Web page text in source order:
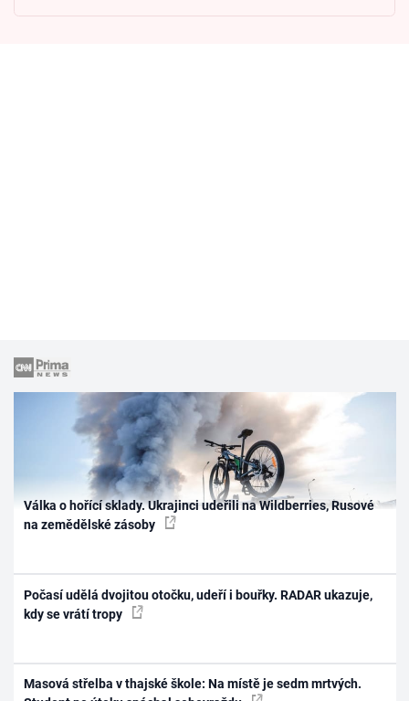
Válka o hořící sklady. Ukrajinci udeřili na Wildberries, Rusové
na zemědělské zásoby
Počasí udělá dvojitou otočku, udeří i bouřky. RADAR ukazuje,
kdy se vrátí tropy
Masová střelba v thajské škole: Na místě je sedm mrtvých.